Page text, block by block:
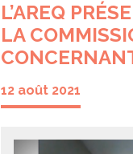
L’AREQ
LA
12 août 2021